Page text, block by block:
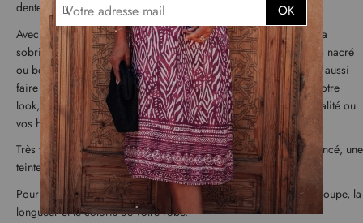
dentelle pour une tenue chic.
Avec unerobe noireen dentelle, vous misez sur la simplicité et la
sobriété. Avec une dentelle femme de couleur, rose poudré, gris nacré
ou beige, vous offrez une allure douce et mesurée. Vous pouvez aussi
faire le choix d’une dentelle rouge ou de ton vif, pour réveiller votre
look, et jouer la carte de l’originalité. Faites selon votre personnalité ou
vos humeurs.
Très tendance également : la robe en dentelle marron clair ou foncé, une
teinte noble et gourmande.
Pour faire sensation, le mieux est d’adapter selon l’occasion la coupe, la
longueur et le coloris de votre robe.
s
c
r
i
p
t
i
o
n
n
OK